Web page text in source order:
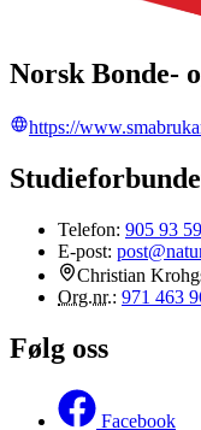
Norsk Bonde-
https://
Telefon: 905 93
E-post:
Christian
Org.nr.: 971 463
Følg oss
Facebook